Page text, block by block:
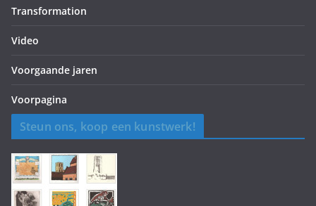
Transformation
Video
Voorgaande jaren
Voorpagina
Steun ons, koop een kunstwerk!